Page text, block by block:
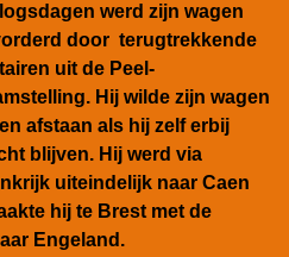
werd zijn wagen
door terugtrekkende
uit de Peel-
Hij wilde zijn wagen
afstaan als hij zelf erbij
blijven. Hij werd via
uiteindelijk naar Caen
hij te Brest met de
Engeland.